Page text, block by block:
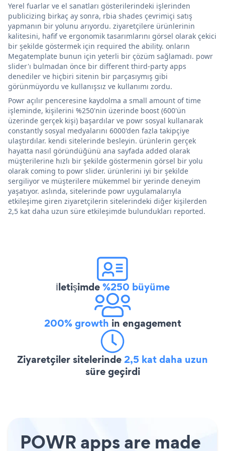
Yerel fuarlar ve el sanatları gösterilerindeki işlerinden
publicizing birkaç ay sonra, rbia shades çevrimiçi satış
yapmanın bir yolunu arıyordu. ziyaretçilere ürünlerinin
kalitesini, hafif ve ergonomik tasarımlarını görsel olarak çekici
bir şekilde göstermek için required the ability. onların
Megatemplate bunun için yeterli bir çözüm sağlamadı. powr
slider'ı bulmadan önce bir different third-party apps
denediler ve hiçbiri sitenin bir parçasıymış gibi
görünmüyordu ve kullanışsız ve kullanımı zordu.
Powr açılır penceresine kaydolma a small amount of time
işleminde, kişilerini %250'nin üzerinde boost (600'ün
üzerinde gerçek kişi) başardılar ve powr sosyal kullanarak
constantly sosyal medyalarını 6000'den fazla takipçiye
ulaştırdılar. kendi sitelerinde besleyin. ürünlerin gerçek
hayatta nasıl göründüğünü ana sayfada added olarak
müşterilerine hızlı bir şekilde göstermenin görsel bir yolu
olarak coming to powr slider. ürünlerini iyi bir şekilde
sergiliyor ve müşterilere mükemmel bir yerinde deneyim
yaşatıyor. aslında, sitelerinde powr uygulamalarıyla
etkileşime giren ziyaretçilerin sitelerindeki diğer kişilerden
2,5 kat daha uzun süre etkileşimde bulundukları reported.
İletişimde%250 büyüme
200% growth in engagement
Ziyaretçiler sitelerinde2,5 kat daha uzun
süre geçirdi
POWR apps are made